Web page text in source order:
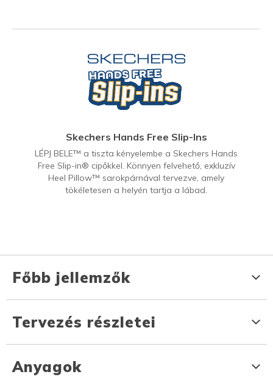
Skechers Hands Free Slip-Ins
LÉPJ BELE™ a tiszta kényelembe a Skechers Hands
Free Slip-in® cipőkkel. Könnyen felvehető, exkluzív
Heel Pillow™ sarokpárnával tervezve, amely
tökéletesen a helyén tartja a lábad.
Főbb jellemzők
Tervezés részletei
Anyagok